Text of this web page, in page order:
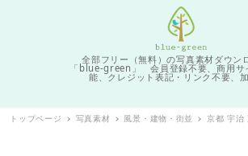
全部フリー（無料）の写真素材ダウン
「blue-green」 会員登録不要、商用サ
能、クレジット表記・リンク不要、
トップページ 写真素材 風景・建物・街並 京都 宇